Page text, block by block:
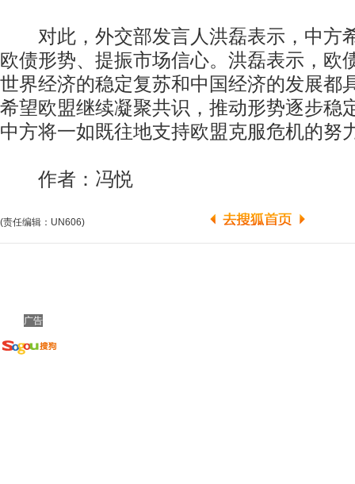
对此，外交部发言人洪磊表示，中方
欧债形势、提振市场信心。洪磊表示，欧
世界经济的稳定复苏和中国经济的发展都
希望欧盟继续凝聚共识，推动形势逐步稳
中方将一如既往地支持欧盟克服危机的努
作者：冯悦
(责任编辑：UN606)
广告